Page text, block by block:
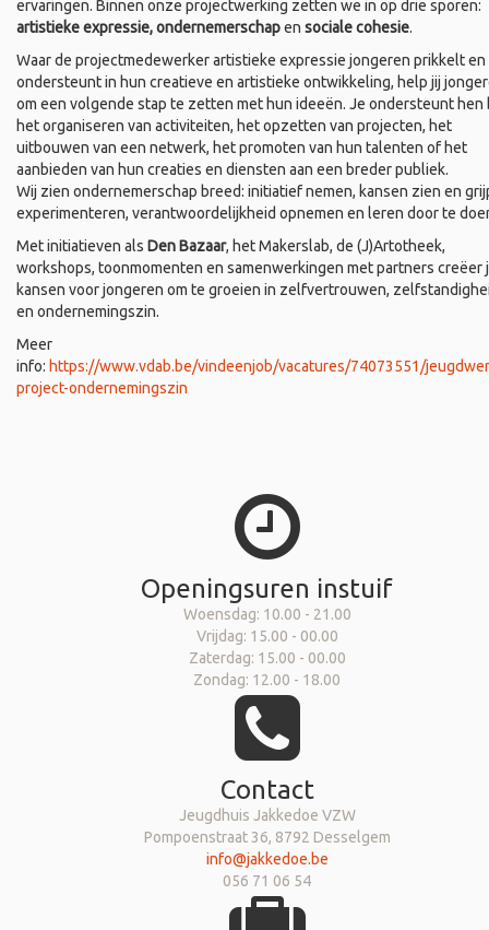
ervaringen. Binnen onze projectwerking zetten we in op drie sporen:
artistieke expressie, ondernemerschapen sociale cohesie.
Waar de projectmedewerker artistieke expressie jongeren prikkelt en
ondersteunt in hun creatieve en artistieke ontwikkeling, help jij
om een volgende stap te zetten met hun ideeën. Je ondersteunt hen
het organiseren van activiteiten, het opzetten van projecten, het
uitbouwen van een netwerk, het promoten van hun talenten of het
aanbieden van hun creaties en diensten aan een breder publiek.
Wij zien ondernemerschap breed: initiatief nemen, kansen zien en
experimenteren, verantwoordelijkheid opnemen en leren door te
Met initiatieven als Den Bazaar, het Makerslab, de (J)Artotheek,
workshops, toonmomenten en samenwerkingen met partners creëer
kansen voor jongeren om te groeien in zelfvertrouwen,
en ondernemingszin.
Meer
info: https://www.vdab.be/vindeenjob/vacatures/74073551/
project-ondernemingszin
Openingsuren instuif
Woensdag: 10.00 - 21.00
Vrijdag: 15.00 - 00.00
Zaterdag: 15.00 - 00.00
Zondag: 12.00 - 18.00
Contact
Jeugdhuis Jakkedoe VZW
Pompoenstraat 36, 8792 Desselgem
info@jakkedoe.be
056 71 06 54